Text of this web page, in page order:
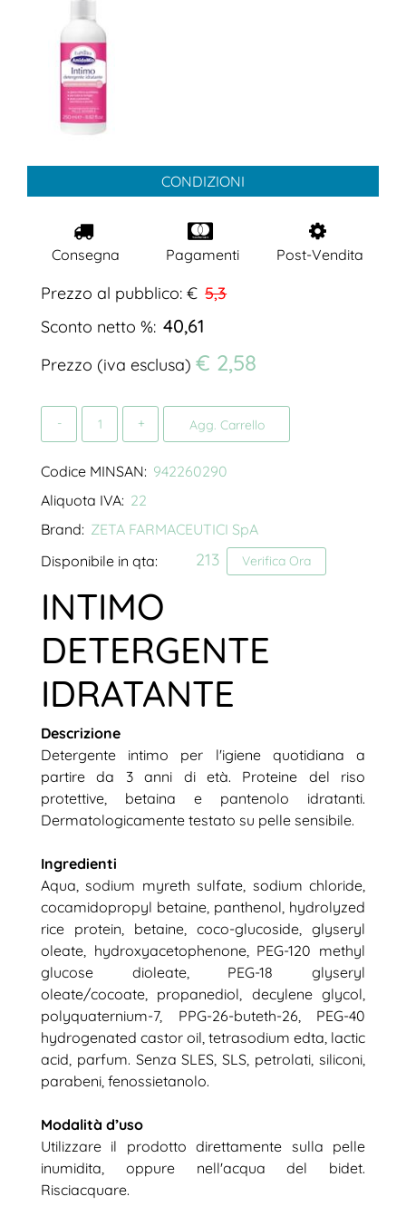
CONDIZIONI
Consegna Pagamenti Post-Vendita
Prezzo al pubblico: € 5,3
Sconto netto %: 40,61
Prezzo (iva esclusa) € 2,58
Agg. Carrello
Codice MINSAN: 942260290
Aliquota IVA: 22
Brand: ZETA FARMACEUTICI SpA
Disponibile in qta:
Verifica Ora
213
INTIMO
DETERGENTE
IDRATANTE
Descrizione
Detergente intimo per l'igiene quotidiana a
partire da 3 anni di età. Proteine del riso
protettive, betaina e pantenolo idratanti.
Dermatologicamente testato su pelle sensibile.
Ingredienti
Aqua, sodium myreth sulfate, sodium chloride,
cocamidopropyl betaine, panthenol, hydrolyzed
rice protein, betaine, coco-glucoside, glyseryl
oleate, hydroxyacetophenone, PEG-120 methyl
glucose dioleate, PEG-18 glyseryl
oleate/cocoate, propanediol, decylene glycol,
polyquaternium-7, PPG-26-buteth-26, PEG-40
hydrogenated castor oil, tetrasodium edta, lactic
acid, parfum. Senza SLES, SLS, petrolati, siliconi,
parabeni, fenossietanolo.
Modalità d’uso
Utilizzare il prodotto direttamente sulla pelle
inumidita, oppure nell'acqua del bidet.
Risciacquare.